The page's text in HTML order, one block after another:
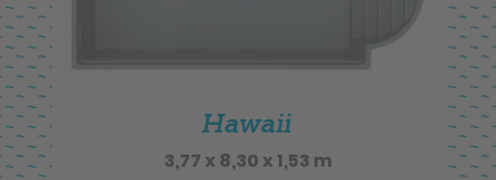
Hawaii
3,77 x 8,30 x 1,53 m